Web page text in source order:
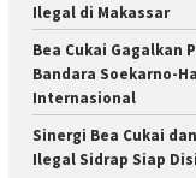
Ilegal di Makassar
Bea Cukai Gagalkan
Bandara Soekarno-
Internasional
Sinergi Bea Cukai
Ilegal Sidrap Siap